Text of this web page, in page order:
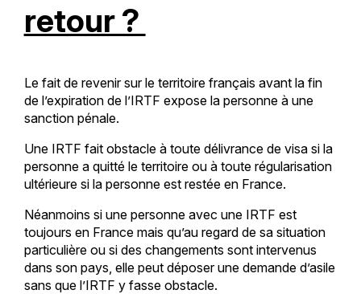
retour ?
Le fait de revenir sur le territoire français avant la fin
de l’expiration de l’IRTF expose la personne à une
sanction pénale.
Une IRTF fait obstacle à toute délivrance de visa si la
personne a quitté le territoire ou à toute régularisation
ultérieure si la personne est restée en France.
Néanmoins si une personne avec une IRTF est
toujours en France mais qu’au regard de sa situation
particulière ou si des changements sont intervenus
dans son pays, elle peut déposer une demande d’asile
sans que l’IRTF y fasse obstacle.